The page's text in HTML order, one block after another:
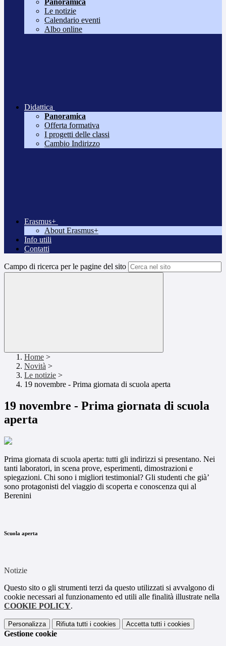
Panoramica
Le notizie
Calendario eventi
Albo online
Didattica
Panoramica
Offerta formativa
I progetti delle classi
Cambio Indirizzo
Erasmus+
About Erasmus+
Info utili
Contatti
Campo di ricerca per le pagine del sito
Home >
Novità >
Le notizie >
19 novembre - Prima giornata di scuola aperta
19 novembre - Prima giornata di scuola
aperta
Prima giornata di scuola aperta: tutti gli indirizzi si presentano. Nei
tanti laboratori, in scena prove, esperimenti, dimostrazioni e
spiegazioni. Chi sono i migliori testimonial? Gli studenti che già’
sono protagonisti del viaggio di scoperta e conoscenza qui al
Berenini
Scuola aperta
Notizie
Questo sito o gli strumenti terzi da questo utilizzati si avvalgono di
cookie necessari al funzionamento ed utili alle finalità illustrate nella
COOKIE POLICY.
Personalizza Rifiuta tutti i cookies Accetta tutti i cookies
Gestione cookie